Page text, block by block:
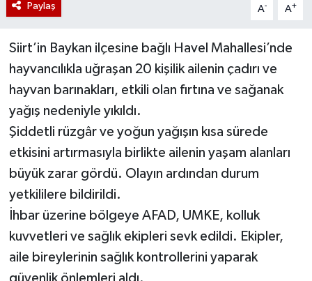
Paylaş A- A+
Siirt’in Baykan ilçesine bağlı Havel Mahallesi’nde
hayvancılıkla uğraşan 20 kişilik ailenin çadırı ve
hayvan barınakları, etkili olan fırtına ve sağanak
yağış nedeniyle yıkıldı.
Şiddetli rüzgâr ve yoğun yağışın kısa sürede
etkisini artırmasıyla birlikte ailenin yaşam alanları
büyük zarar gördü. Olayın ardından durum
yetkililere bildirildi.
İhbar üzerine bölgeye AFAD, UMKE, kolluk
kuvvetleri ve sağlık ekipleri sevk edildi. Ekipler,
aile bireylerinin sağlık kontrollerini yaparak
güvenlik önlemleri aldı.